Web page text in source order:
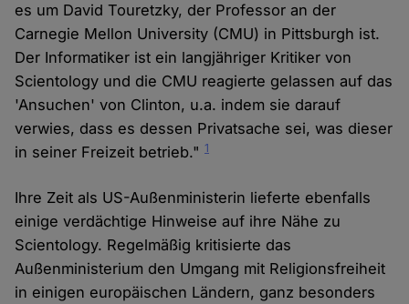
es um David Touretzky, der Professor an der
Carnegie Mellon University (CMU) in Pittsburgh ist.
Der Informatiker ist ein langjähriger Kritiker von
Scientology und die CMU reagierte gelassen auf das
'Ansuchen' von Clinton, u.a. indem sie darauf
verwies, dass es dessen Privatsache sei, was dieser
in seiner Freizeit betrieb."1
Ihre Zeit als US-Außenministerin lieferte ebenfalls
einige verdächtige Hinweise auf ihre Nähe zu
Scientology. Regelmäßig kritisierte das
Außenministerium den Umgang mit Religionsfreiheit
in einigen europäischen Ländern, ganz besonders